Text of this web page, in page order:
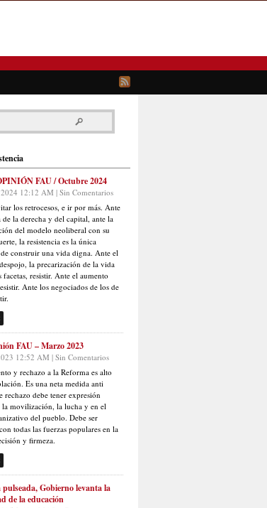
FAU / Octubre 2024
12:12 AM | Sin Comentarios
los retrocesos, e ir por más. Ante
de la derecha y del capital, ante la
del modelo neoliberal con su
la resistencia es la única
construir una vida digna. Ante el
la precarización de la vida
facetas, resistir. Ante el aumento
Ante los negociados de los de
FAU – Marzo 2023
12:52 AM | Sin Comentarios
y rechazo a la Reforma es alto
Es una neta medida anti
rechazo debe tener expresión
la movilización, la lucha y en el
del pueblo. Debe ser
todas las fuerzas populares en la
y firmeza.
Gobierno levanta la
de la educación